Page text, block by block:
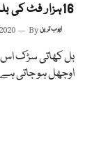
16ہزار فٹ کی بلندی پر واقع دنیا کا منفرد بارڈر
Byایوب ترین
بل کھاتی سڑک
اوجھل ہو جاتی ہے